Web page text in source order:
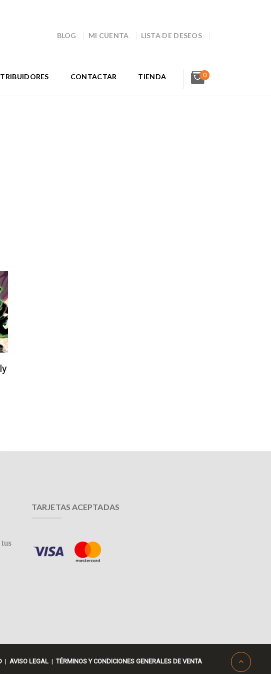
BLOG MI CUENTA LISTA DE DESEOS
CONTACTAR TIENDA 0
tus
TARJETAS ACEPTADAS
| AVISO LEGAL |TÉRMINOS Y CONDICIONES GENERALES DE VENTA